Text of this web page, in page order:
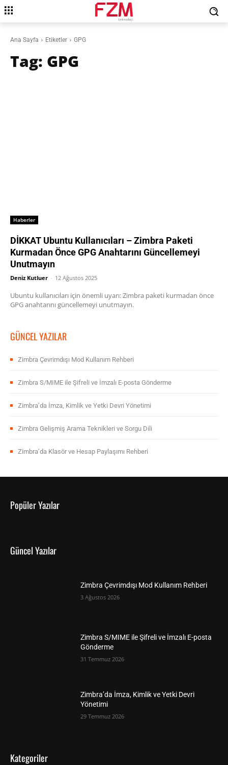
Ana Sayfa Etiketler GPG
Tag: GPG
Haberler
DİKKAT Ubuntu Kullanıcıları – Zimbra Paketi
Kurmadan Önce GPG Anahtarını Güncellemeyi
Unutmayın
Deniz Kutluer - 12 Ağustos 2025
Ubuntu kullanıcıları için önemli uyarı: Zimbra paketi kurmadan önce
GPG anahtarını güncellemeyi unutmayın.
GÜNCEL YAZILAR
Zimbra Çevrimdışı Mod Kullanım Rehberi
Zimbra S/MIME ile Şifreli ve İmzalı E-posta Gönderme
Zimbra’da İmza, Kimlik ve Yetki Devri Yönetimi
Zimbra Gelişmiş Arama Teknikleri ve Sorgu Dili
Zimbra’da Klasör ve Hesap Paylaşımı Rehberi
Popüler Yazılar
Güncel Yazılar
Zimbra Çevrimdışı Mod Kullanım Rehberi
3 Ağustos 2026
Zimbra S/MIME ile Şifreli ve İmzalı E-posta
Gönderme
31 Temmuz 2026
Zimbra’da İmza, Kimlik ve Yetki Devri
Yönetimi
29 Temmuz 2026
Kategoriler